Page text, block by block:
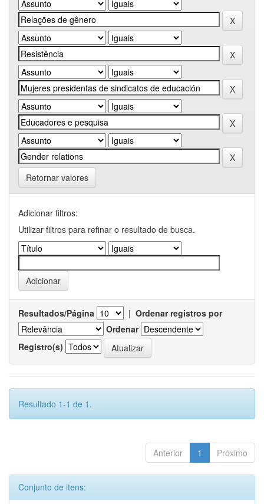
Retornar valores
Adicionar filtros:
Utilizar filtros para refinar o resultado de busca.
Resultados/Página | Ordenar registros por
Ordenar
Registro(s)
Resultado 1-1 de 1.
Anterior 1 Próximo
Conjunto de itens: